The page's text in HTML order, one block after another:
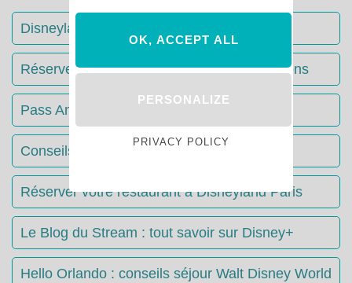
Disneyland Paris : Le guide complet
Réserver votre séjour : toutes les informations
Pass Annuels Disney : informations
Conseils & Astuces Disneyland Paris
Réserver votre restaurant à Disneyland Paris
Le Blog du Stream : tout savoir sur Disney+
Hello Orlando : conseils séjour Walt Disney World
OK, ACCEPT ALL
PERSONALIZE
PRIVACY POLICY